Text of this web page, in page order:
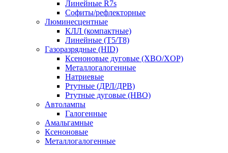
Линейные R7s
Софиты/рефлекторные
Люминесцентные
КЛЛ (компактные)
Линейные (T5/T8)
Газоразрядные (HID)
Ксеноновые дуговые (XBO/XOP)
Металлогалогенные
Натриевые
Ртутные (ДРЛ/ДРВ)
Ртутные дуговые (HBO)
Автолампы
Галогенные
Амальгамные
Ксеноновые
Металлогалогенные